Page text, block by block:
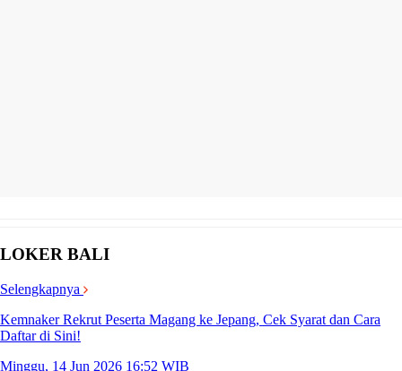
LOKER BALI
Selengkapnya
Kemnaker Rekrut Peserta Magang ke Jepang, Cek Syarat dan Cara
Daftar di Sini!
Minggu, 14 Jun 2026 16:52 WIB